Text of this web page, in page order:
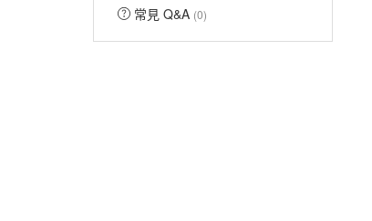
常見 Q&A (0)